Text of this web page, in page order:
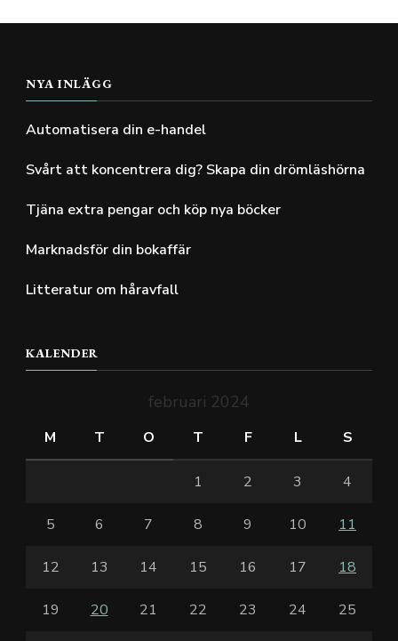
NYA INLÄGG
Automatisera din e-handel
Svårt att koncentrera dig? Skapa din drömläshörna
Tjäna extra pengar och köp nya böcker
Marknadsför din bokaffär
Litteratur om håravfall
KALENDER
februari 2024
M T O T F L S
1 2 3 4
5 6 7 8 9 10 11
12 13 14 15 16 17 18
19 20 21 22 23 24 25